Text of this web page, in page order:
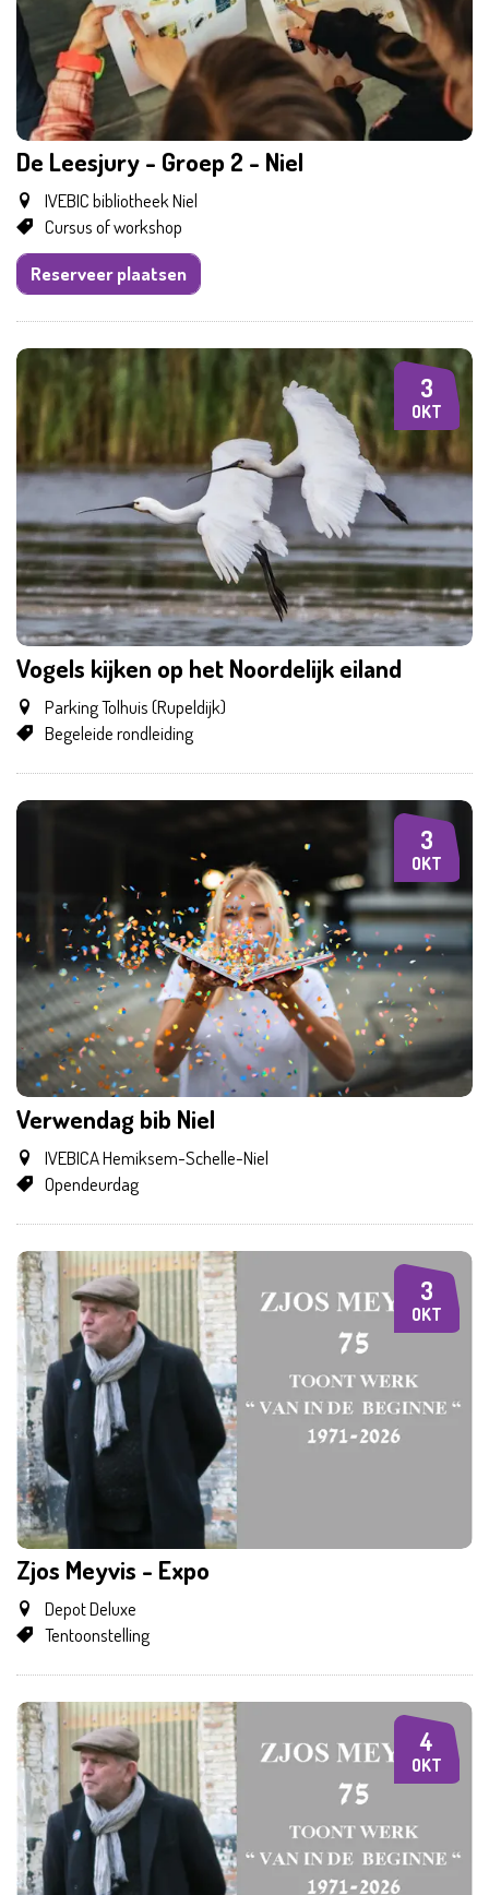
De Leesjury - Groep 2 - Niel
IVEBIC bibliotheek Niel
Cursus of workshop
Reserveer plaatsen
3
OKT
Vogels kijken op het Noordelijk eiland
Parking Tolhuis (Rupeldijk)
Begeleide rondleiding
3
OKT
Verwendag bib Niel
IVEBICA Hemiksem-Schelle-Niel
Opendeurdag
3
OKT
Zjos Meyvis - Expo
Depot Deluxe
Tentoonstelling
4
OKT